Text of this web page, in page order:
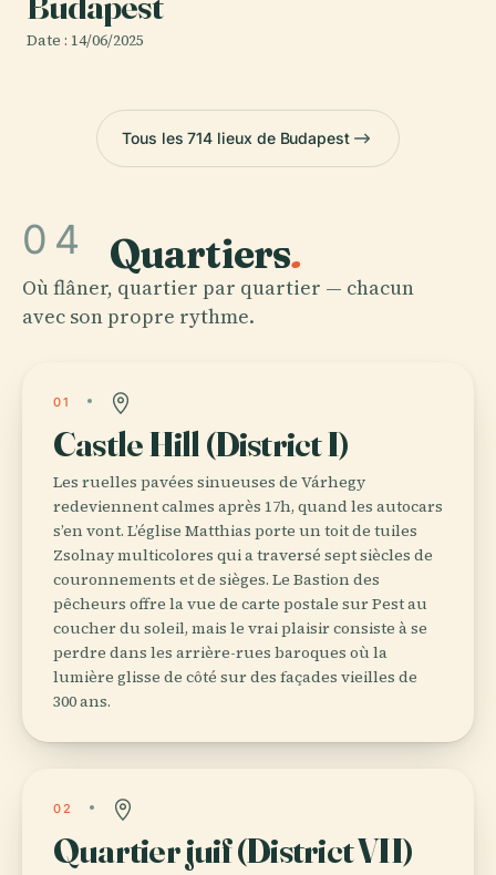
Date : 14/06/2025
Tous les 714 lieux de Budapest
04 Quartiers.
Où flâner, quartier par quartier — chacun
avec son propre rythme.
01
Castle Hill (District I)
Les ruelles pavées sinueuses de Várhegy
redeviennent calmes après 17h, quand les autocars
s’en vont. L’église Matthias porte un toit de tuiles
Zsolnay multicolores qui a traversé sept siècles de
couronnements et de sièges. Le Bastion des
pêcheurs offre la vue de carte postale sur Pest au
coucher du soleil, mais le vrai plaisir consiste à se
perdre dans les arrière-rues baroques où la
lumière glisse de côté sur des façades vieilles de
300 ans.
02
Quartier juif (District VII)